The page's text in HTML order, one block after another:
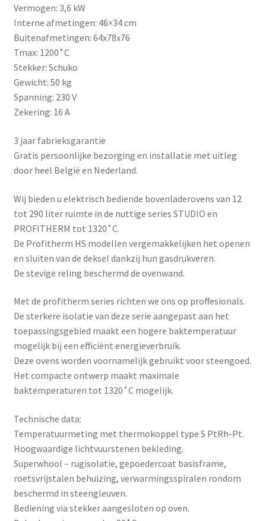
Vermogen: 3,6 kW
Interne afmetingen: 46×34 cm
Buitenafmetingen: 64x78x76
Tmax: 1200˚C
Stekker: Schuko
Gewicht: 50 kg
Spanning: 230 V
Zekering: 16 A
3 jaar fabrieksgarantie
Gratis persoonlijke bezorging en installatie met uitleg
door heel België en Nederland.
Wij bieden u elektrisch bediende bovenladerovens van 12
tot 290 liter ruimte in de nuttige series STUDIO en
PROFITHERM tot 1320˚C.
De Profitherm HS modellen vergemakkelijken het openen
en sluiten van de deksel dankzij hun gasdrukveren.
De stevige reling beschermd de ovenwand.
Met de profitherm series richten we ons op proffesionals.
De sterkere isolatie van deze serie aangepast aan het
toepassingsgebied maakt een hogere baktemperatuur
mogelijk bij een efficiënt energieverbruik.
Deze ovens worden voornamelijk gebruikt voor steengoed.
Het compacte ontwerp maakt maximale
baktemperaturen tot 1320˚C mogelijk.
Technische data:
Temperatuurmeting met thermokoppel type S PtRh-Pt.
Hoogwaardige lichtvuurstenen bekleding.
Superwhool – rugisolatie, gepoedercoat basisframe,
roetsvrijstalen behuizing, verwarmingsspiralen rondom
beschermd in steengleuven.
Bediening via stekker aangesloten op oven.